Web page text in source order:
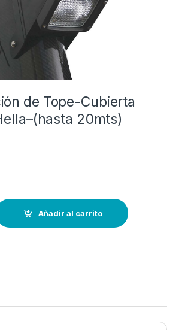
de Tope-Cubierta
20mts)
Cubierta para mástil--Hella--(hasta
Añadir al carrito